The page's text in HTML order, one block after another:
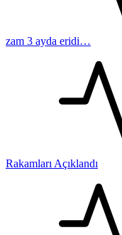
zam 3 ayda eridi…
Rakamları Açıklandı